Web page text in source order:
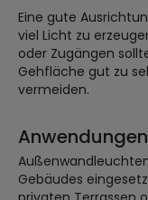
Eine gute
viel Licht zu
oder Zugängen
Gehfläche gut zu
vermeiden.
Gebäudes